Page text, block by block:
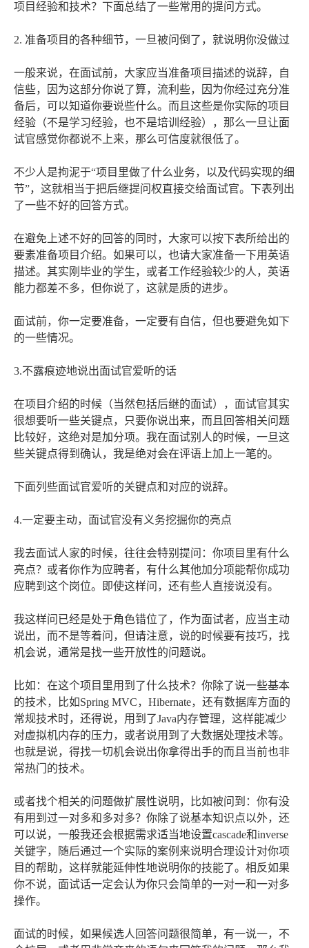
项目经验和技术？下面总结了一些常用的提问方式。
2. 准备项目的各种细节，一旦被问倒了，就说明你没做过
一般来说，在面试前，大家应当准备项目描述的说辞，自
信些，因为这部分你说了算，流利些，因为你经过充分准
备后，可以知道你要说些什么。而且这些是你实际的项目
经验（不是学习经验，也不是培训经验），那么一旦让面
试官感觉你都说不上来，那么可信度就很低了。
不少人是拘泥于“项目里做了什么业务，以及代码实现的细
节”，这就相当于把后继提问权直接交给面试官。下表列出
了一些不好的回答方式。
在避免上述不好的回答的同时，大家可以按下表所给出的
要素准备项目介绍。如果可以，也请大家准备一下用英语
描述。其实刚毕业的学生，或者工作经验较少的人，英语
能力都差不多，但你说了，这就是质的进步。
面试前，你一定要准备，一定要有自信，但也要避免如下
的一些情况。
3.不露痕迹地说出面试官爱听的话
在项目介绍的时候（当然包括后继的面试），面试官其实
很想要听一些关键点，只要你说出来，而且回答相关问题
比较好，这绝对是加分项。我在面试别人的时候，一旦这
些关键点得到确认，我是绝对会在评语上加上一笔的。
下面列些面试官爱听的关键点和对应的说辞。
4.一定要主动，面试官没有义务挖掘你的亮点
我去面试人家的时候，往往会特别提问：你项目里有什么
亮点？或者你作为应聘者，有什么其他加分项能帮你成功
应聘到这个岗位。即使这样问，还有些人直接说没有。
我这样问已经是处于角色错位了，作为面试者，应当主动
说出，而不是等着问，但请注意，说的时候要有技巧，找
机会说，通常是找一些开放性的问题说。
比如：在这个项目里用到了什么技术？你除了说一些基本
的技术，比如Spring MVC，Hibernate，还有数据库方面的
常规技术时，还得说，用到了Java内存管理，这样能减少
对虚拟机内存的压力，或者说用到了大数据处理技术等。
也就是说，得找一切机会说出你拿得出手的而且当前也非
常热门的技术。
或者找个相关的问题做扩展性说明，比如被问到：你有没
有用到过一对多和多对多？你除了说基本知识点以外，还
可以说，一般我还会根据需求适当地设置cascade和inverse
关键字，随后通过一个实际的案例来说明合理设计对你项
目的帮助，这样就能延伸性地说明你的技能了。相反如果
你不说，面试话一定会认为你只会简单的一对一和一对多
操作。
面试的时候，如果候选人回答问题很简单，有一说一，不